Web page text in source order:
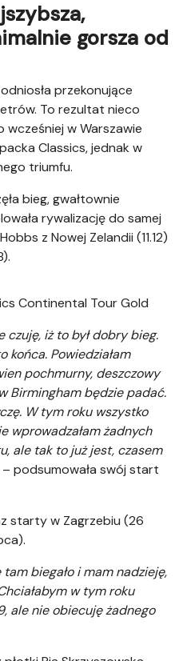
gorsza od
przekonujące
To rezultat nieco
wcześniej w Warszawie
Classics, jednak w
triumfu.
bieg, gwałtownie
rywalizację do samej
z Nowej Zelandii (11.12)
Continental Tour Gold
czuję, iż to był dobry bieg.
końca. Powiedziałam
pochmurny, deszczowy
Birmingham będzie padać.
W tym roku wszystko
wprowadzałam żadnych
ale tak to już jest, czasem
– podsumowała swój start
starty w Zagrzebiu (26
biegało i mam nadzieję,
w tym roku
ale nie obiecuję żadnego